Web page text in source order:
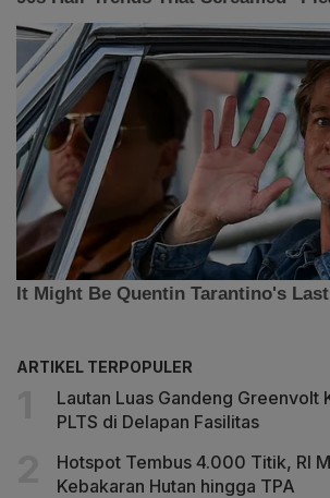
ARTIKEL TERPOPULER
Lautan Luas Gandeng Greenvolt
PLTS di Delapan Fasilitas
Hotspot Tembus 4.000 Titik, RI
Kebakaran Hutan hingga TPA